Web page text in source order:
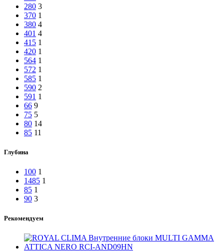
280 3
370 1
380 4
401 4
415 1
420 1
564 1
572 1
585 1
590 2
591 1
66 9
75 5
80 14
85 11
Глубина
100 1
1485 1
85 1
90 3
Рекомендуем